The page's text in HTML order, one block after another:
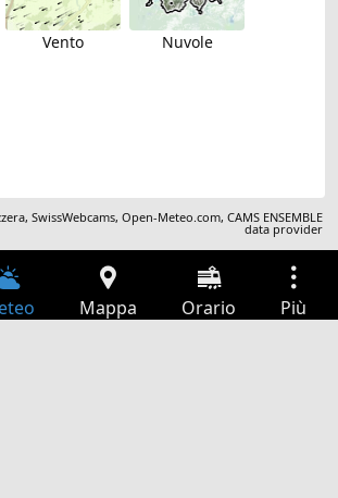
Vento Nuvole
,SwissWebcams,Open-Meteo.com,CAMS ENSEMBLE
data provider
Mappa Orario Più